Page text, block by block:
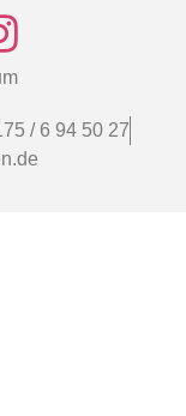
/ 6 94 50 27